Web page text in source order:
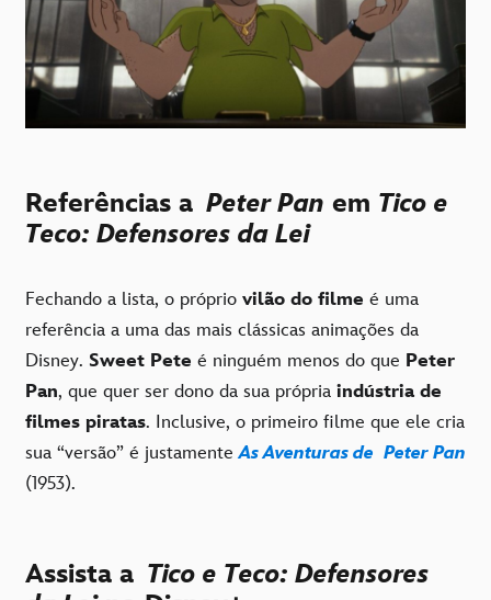
Referências a Peter Pan em Tico e
Teco: Defensores da Lei
Fechando a lista, o próprio vilão do filme é uma
referência a uma das mais clássicas animações da
Disney. Sweet Pete é ninguém menos do que Peter
Pan, que quer ser dono da sua própria indústria de
filmes piratas. Inclusive, o primeiro filme que ele cria
sua “versão” é justamenteAs Aventuras de Peter Pan
(1953).
Assista a Tico e Teco: Defensores